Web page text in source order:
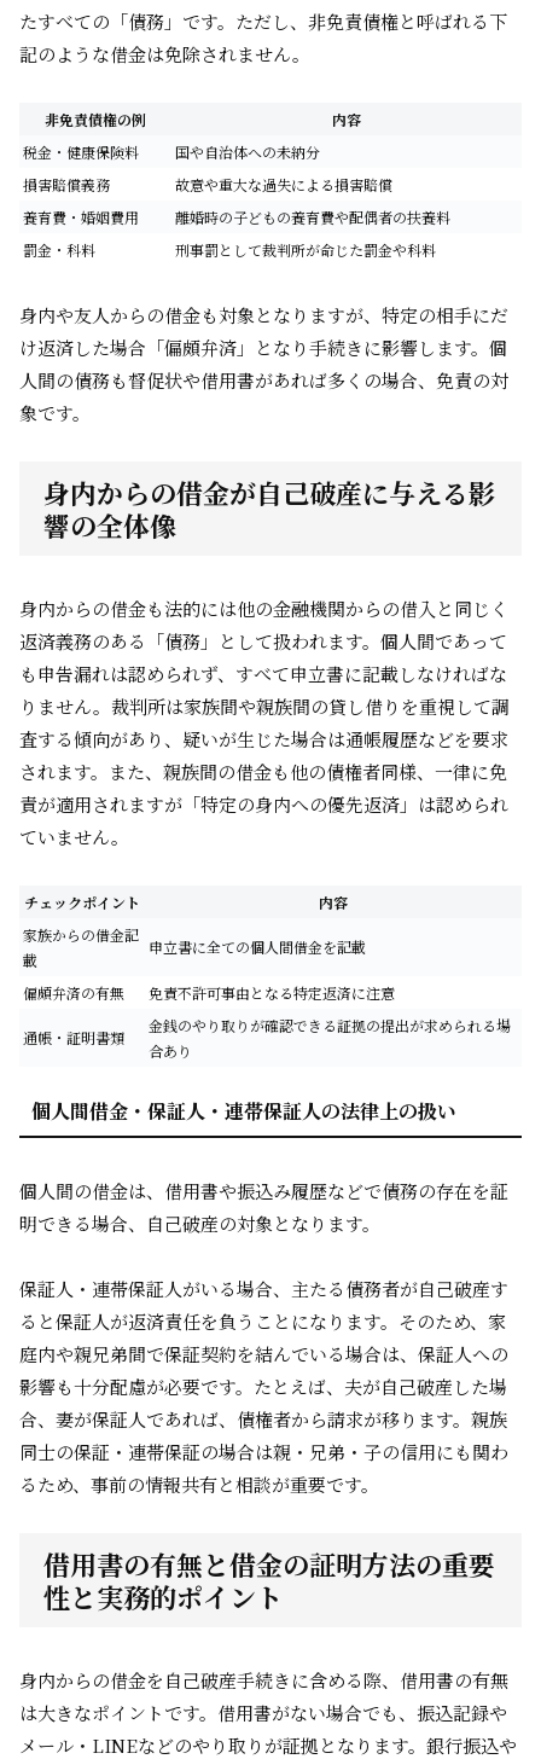
たすべての「債務」です。ただし、非免責債権と呼ばれる下
記のような借金は免除されません。
非免責債権の例
内容
税金・健康保険料
国や自治体への未納分
損害賠償義務
故意や重大な過失による損害賠償
養育費・婚姻費用
離婚時の子どもの養育費や配偶者の扶養料
罰金・科料
刑事罰として裁判所が命じた罰金や科料
身内や友人からの借金も対象となりますが、特定の相手にだ
け返済した場合「偏頗弁済」となり手続きに影響します。個
人間の債務も督促状や借用書があれば多くの場合、免責の対
象です。
身内からの借金が自己破産に与える影
響の全体像
身内からの借金も法的には他の金融機関からの借入と同じく
返済義務のある「債務」として扱われます。個人間であって
も申告漏れは認められず、すべて申立書に記載しなければな
りません。裁判所は家族間や親族間の貸し借りを重視して調
査する傾向があり、疑いが生じた場合は通帳履歴などを要求
されます。また、親族間の借金も他の債権者同様、一律に免
責が適用されますが「特定の身内への優先返済」は認められ
ていません。
チェックポイント
内容
家族からの借金記
載
申立書に全ての個人間借金を記載
偏頗弁済の有無 免責不許可事由となる特定返済に注意
通帳・証明書類
金銭のやり取りが確認できる証拠の提出が求められる場
合あり
個人間借金・保証人・連帯保証人の法律上の扱い
個人間の借金は、借用書や振込み履歴などで債務の存在を証
明できる場合、自己破産の対象となります。
保証人・連帯保証人がいる場合、主たる債務者が自己破産す
ると保証人が返済責任を負うことになります。そのため、家
庭内や親兄弟間で保証契約を結んでいる場合は、保証人への
影響も十分配慮が必要です。たとえば、夫が自己破産した場
合、妻が保証人であれば、債権者から請求が移ります。親族
同士の保証・連帯保証の場合は親・兄弟・子の信用にも関わ
るため、事前の情報共有と相談が重要です。
借用書の有無と借金の証明方法の重要
性と実務的ポイント
身内からの借金を自己破産手続きに含める際、借用書の有無
は大きなポイントです。借用書がない場合でも、振込記録や
メール・LINEなどのやり取りが証拠となります。銀行振込や